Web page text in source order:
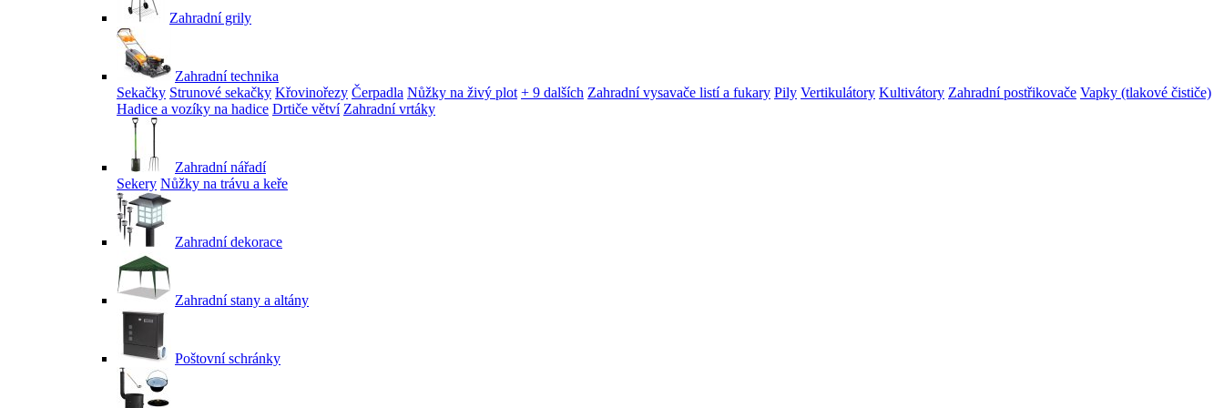
Zahradní grily
Zahradní technika
Sekačky Strunové sekačky Křovinořezy Čerpadla Nůžky na živý plot + 9 dalších Zahradní vysavače listí a fukary Pily Vertikulátory Kultivátory Zahradní postřikovače Vapky (tlakové čističe)
Hadice a vozíky na hadice Drtiče větví Zahradní vrtáky
Zahradní nářadí
Sekery Nůžky na trávu a keře
Zahradní dekorace
Zahradní stany a altány
Poštovní schránky